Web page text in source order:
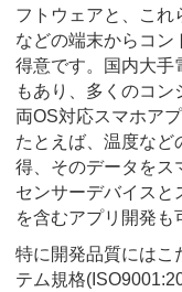
フトウェアと、これ
などの端末からコン
得意です。国内大手
もあり、多くのコ
両OS対応スマホア
たとえば、温度など
得、そのデータをス
センサーデバイスと
を含むアプリ開発も
特に開発品質にはこ
テム規格